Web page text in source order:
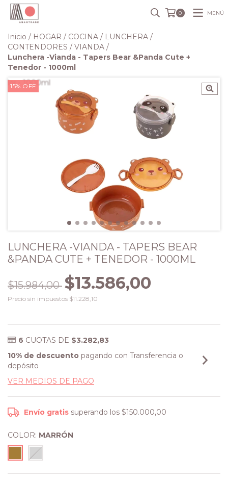
0 MENÚ
Inicio / HOGAR / COCINA / LUNCHERA /
CONTENDORES / VIANDA /
Lunchera -Vianda - Tapers Bear &Panda Cute +
Tenedor - 1000ml
15% OFF
LUNCHERA -VIANDA - TAPERS BEAR
&PANDA CUTE + TENEDOR - 1000ML
$15.984,00 $13.586,00
Precio sin impuestos $11.228,10
6 CUOTAS DE $3.282,83
10% de descuento pagando con Transferencia o
depósito
VER MEDIOS DE PAGO
Envío gratis superando los$150.000,00
COLOR: MARRÓN